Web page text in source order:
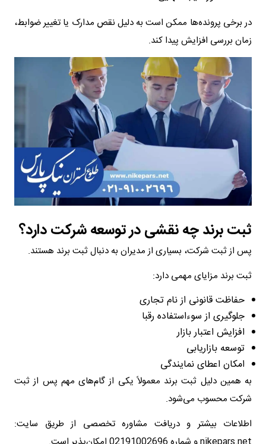
در برخی پرونده‌ها ممکن است به دلیل نقص مدارک یا تغییر ضوابط،
زمان بررسی افزایش پیدا کند.
ثبت برند چه نقشی در توسعه شرکت دارد؟
پس از ثبت شرکت، بسیاری از مدیران به دنبال ثبت برند هستند.
ثبت برند مزایای مهمی دارد:
حفاظت قانونی از نام تجاری
جلوگیری از سوءاستفاده رقبا
افزایش اعتبار بازار
توسعه بازاریابی
امکان اعطای نمایندگی
به همین دلیل ثبت برند معمولاً یکی از گام‌های مهم پس از ثبت
شرکت محسوب می‌شود.
اطلاعات بیشتر و دریافت مشاوره تخصصی از طریق سایت: